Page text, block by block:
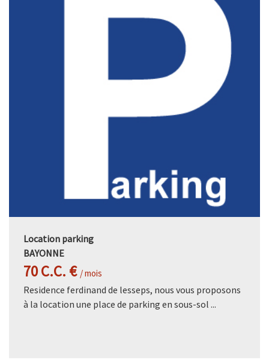
Location parking
BAYONNE
70 C.C. € / mois
Residence ferdinand de lesseps, nous vous proposons
à la location une place de parking en sous-sol ...